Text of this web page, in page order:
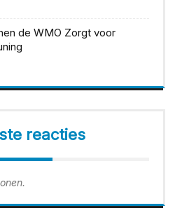
de WMO Zorgt voor
reacties